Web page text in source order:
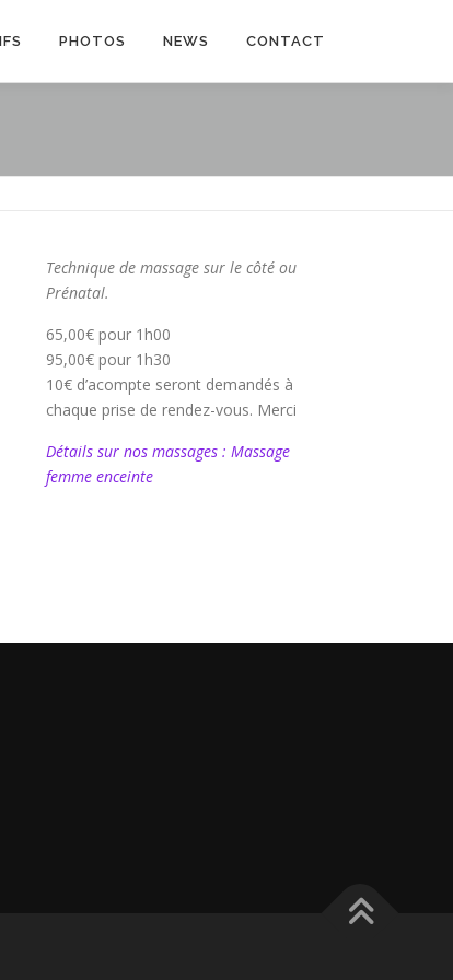
PHOTOS NEWS CONTACT
Technique de massage sur le côté ou
Prénatal.
65,00€ pour 1h00
95,00€ pour 1h30
10€ d’acompte seront demandés à
chaque prise de rendez-vous. Merci
Détails sur nos massages : Massage
femme enceinte